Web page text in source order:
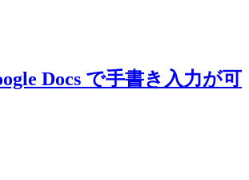
Docs で手書き入力が可